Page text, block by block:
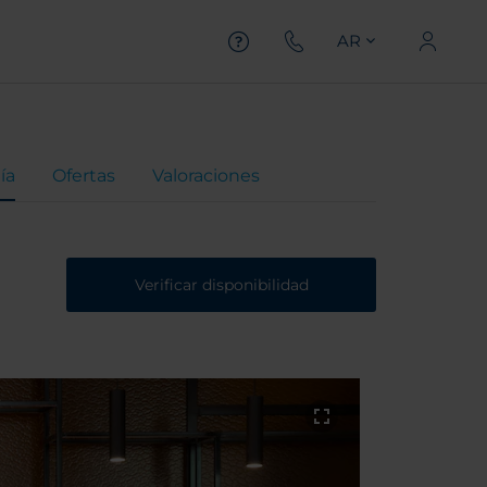
AR
Ofertas Valoraciones
Verificar disponibilidad